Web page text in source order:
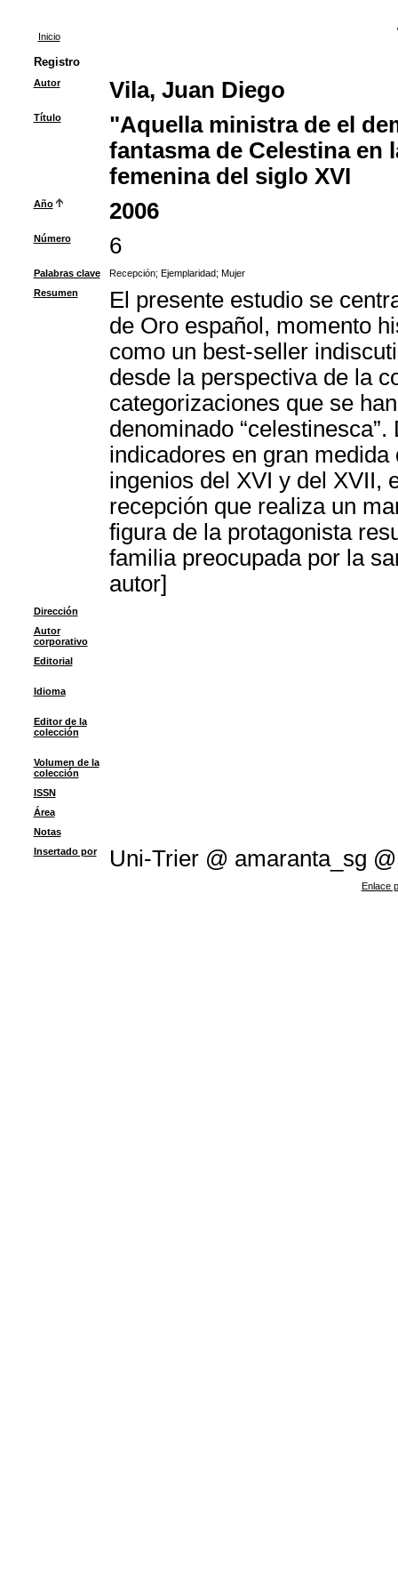
Inicio
Registro
Autor Vila, Juan Diego
Título
"Aquella ministra de el
fantasma de Celestina en
femenina del siglo XVI
Año 2006
Número 6
Palabras clave Recepción; Ejemplaridad; Mujer
Resumen
El presente estudio se
de Oro español, momento
como un best-seller
desde la perspectiva de la
categorizaciones que se
denominado
indicadores en gran
ingenios del XVI y del XVII,
recepción que realiza un
figura de la protagonista
familia preocupada por la
autor]
Dirección
Autor
corporativo
Editorial
Idioma
Editor de la
colección
Volumen de la
colección
ISSN
Área
Notas
Insertado por
Uni-Trier @ amaranta_sg @
Enlace